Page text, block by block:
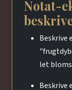
Notat-
Beskrive
let